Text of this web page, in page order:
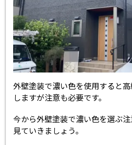
外壁塗装で濃い色を使用すると
しますが注意も必要です。
今から外壁塗装で濃い色を選ぶ
見ていきましょう。